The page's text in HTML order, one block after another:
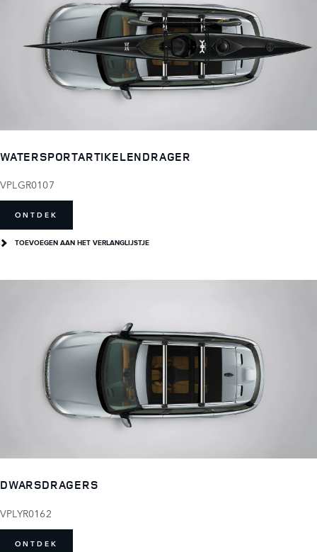
WATERSPORTARTIKELENDRAGER
VPLGR0107
ONTDEK
TOEVOEGEN AAN HET VERLANGLIJSTJE
DWARSDRAGERS
VPLYR0162
ONTDEK